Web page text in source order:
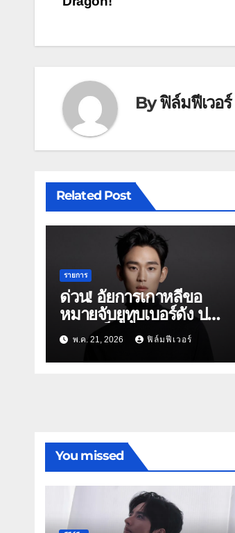
Byฟิล์มฟีเวอร์
Related Post
รายการ
ด่วน! อัยการเกาหลีขอ
หมายจับยูทูบเบอร์ดัง ปม
กุข่าวเท็จ “คิมซูฮยอน”
เอี่ยวเคส “คิมแซรน”
พ.ค. 21, 2026 ฟิล์มฟีเวอร์
You missed